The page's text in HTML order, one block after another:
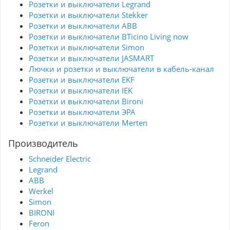
Розетки и выключатели Legrand
Розетки и выключатели Stekker
Розетки и выключатели ABB
Розетки и выключатели BTicino Living now
Розетки и выключатели Simon
Розетки и выключатели JASMART
Лючки и розетки и выключатели в кабель-канал
Розетки и выключатели EKF
Розетки и выключатели IEK
Розетки и выключатели Bironi
Розетки и выключатели ЭРА
Розетки и выключатели Merten
Производитель
Schneider Electric
Legrand
ABB
Werkel
Simon
BIRONI
Feron